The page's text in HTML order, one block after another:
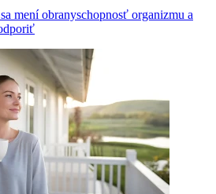
mení obranyschopnosť organizmu a